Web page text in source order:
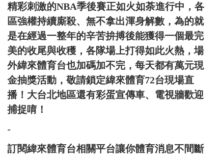
精彩刺激的NBA季後賽正如火如荼進行中，各
區強權持續廝殺、無不拿出渾身解數，為的就
是在經過一整年的辛苦拚搏後能獲得一個最完
美的收尾與收穫，各隊場上打得如此火熱，場
外緯來體育台也加碼加不完，每天都有萬元現
金抽獎活動，敬請鎖定緯來體育72台現場直
播！大台北地區還有彩蛋宣傳車、電視牆歡迎
捕捉唷！
-
訂閱緯來體育台相關平台讓你體育消息不間斷